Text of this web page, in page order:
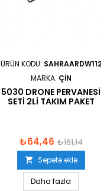
ÜRÜN KODU: SAHRAARDW112
MARKA: ÇIN
5030 DRONE PERVANESI
SETI 2LI TAKIM PAKET
₺64,46 ₺161,14
 Sepete ekle
Daha fazla